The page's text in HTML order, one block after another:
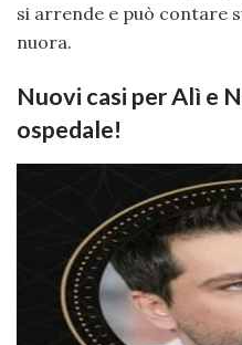
si arrende e può contare
nuora.
Nuovi casi per Alì e
ospedale!